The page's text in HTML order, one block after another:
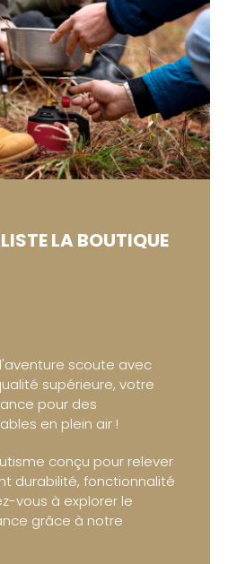
LA BOUTIQUE
scoute avec
supérieure, votre
pour des
en plein air !
conçu pour relever
durabilité, fonctionnalité
vous à explorer le
grâce à notre